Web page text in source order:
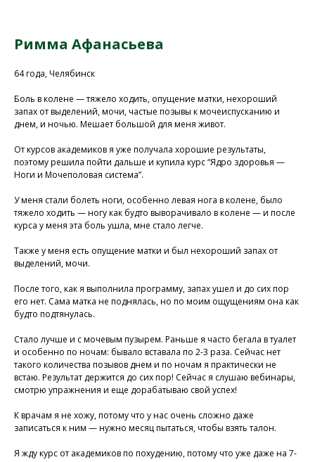
Римма Афанасьева
64 года, Челябинск
Боль в колене — тяжело ходить, опущение матки, нехороший
запах от выделений, мочи, частые позывы к мочеиспусканию и
днем, и ночью. Мешает большой для меня живот.
От курсов академиков я уже получала хорошие результаты,
поэтому решила пойти дальше и купила курс “Ядро здоровья —
Ноги и Мочеполовая система”.
У меня стали болеть ноги, особенно левая нога в колене, было
тяжело ходить — ногу как будто выворачивало в колене — и после
курса у меня эта боль ушла, мне стало легче.
Также у меня есть опущение матки и был нехороший запах от
выделений, мочи.
После того, как я выполнила программу, запах ушел и до сих пор
его нет. Сама матка не поднялась, но по моим ощущениям она как
будто подтянулась.
Стало лучше и с мочевым пузырем. Раньше я часто бегала в туалет
и особенно по ночам: бывало вставала по 2-3 раза. Сейчас нет
такого количества позывов днем и по ночам я практически не
встаю. Результат держится до сих пор! Сейчас я слушаю вебинары,
смотрю упражнения и еще дорабатываю свой успех!
К врачам я не хожу, потому что у нас очень сложно даже
записаться к ним — нужно месяц пытаться, чтобы взять талон.
Я жду курс от академиков по похудению, потому что уже даже на 7-